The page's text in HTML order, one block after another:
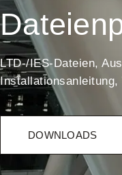
LTD-/IES-Dateien,
Installationsanleitung,
DOWNLOADS